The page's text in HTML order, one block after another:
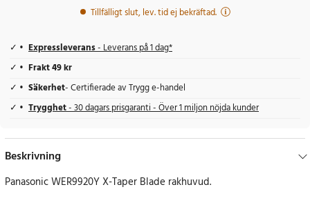
Tillfälligt slut, lev. tid ej bekräftad.
Expressleverans- Leverans på 1 dag*
Frakt 49 kr
Säkerhet- Certifierade av Trygg e-handel
Trygghet- 30 dagars prisgaranti - Över 1 miljon nöjda kunder
Beskrivning
Panasonic WER9920Y X-Taper Blade rakhuvud.